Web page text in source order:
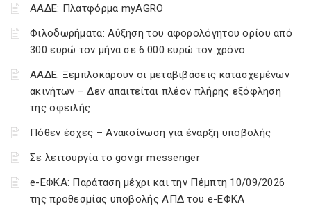
ΑΑΔΕ: Πλατφόρμα myAGRO
Φιλοδωρήματα: Αύξηση του αφορολόγητου ορίου από
300 ευρώ τον μήνα σε 6.000 ευρώ τον χρόνο
ΑΑΔΕ: Ξεμπλοκάρουν οι μεταβιβάσεις κατασχεμένων
ακινήτων – Δεν απαιτείται πλέον πλήρης εξόφληση
της οφειλής
Πόθεν έσχες – Ανακοίνωση για έναρξη υποβολής
Σε λειτουργία το gov.gr messenger
e-ΕΦΚΑ: Παράταση μέχρι και την Πέμπτη 10/09/2026
της προθεσμίας υποβολής ΑΠΔ του e-ΕΦΚΑ